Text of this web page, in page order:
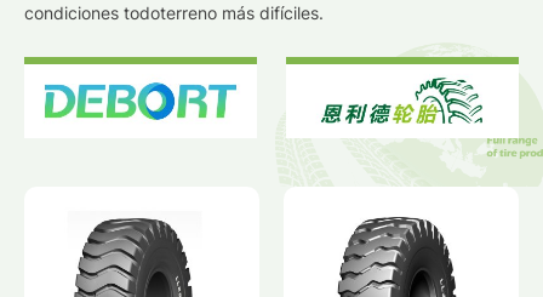
condiciones todoterreno más difíciles.